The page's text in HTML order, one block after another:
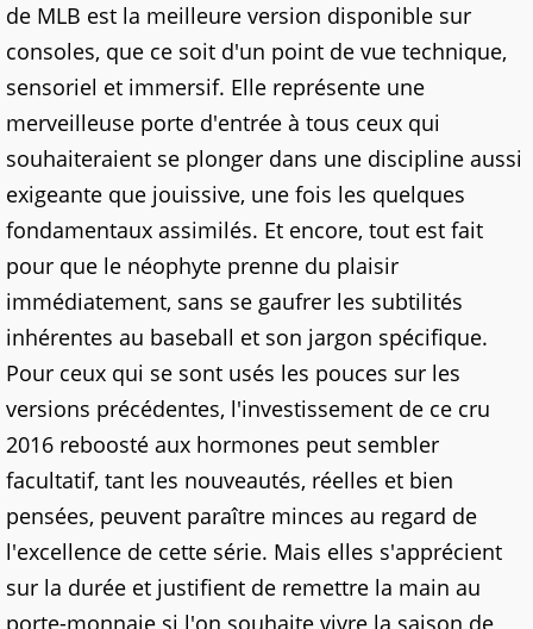
de MLB est la meilleure version disponible sur
consoles, que ce soit d'un point de vue technique,
sensoriel et immersif. Elle représente une
merveilleuse porte d'entrée à tous ceux qui
souhaiteraient se plonger dans une discipline aussi
exigeante que jouissive, une fois les quelques
fondamentaux assimilés. Et encore, tout est fait
pour que le néophyte prenne du plaisir
immédiatement, sans se gaufrer les subtilités
inhérentes au baseball et son jargon spécifique.
Pour ceux qui se sont usés les pouces sur les
versions précédentes, l'investissement de ce cru
2016 reboosté aux hormones peut sembler
facultatif, tant les nouveautés, réelles et bien
pensées, peuvent paraître minces au regard de
l'excellence de cette série. Mais elles s'apprécient
sur la durée et justifient de remettre la main au